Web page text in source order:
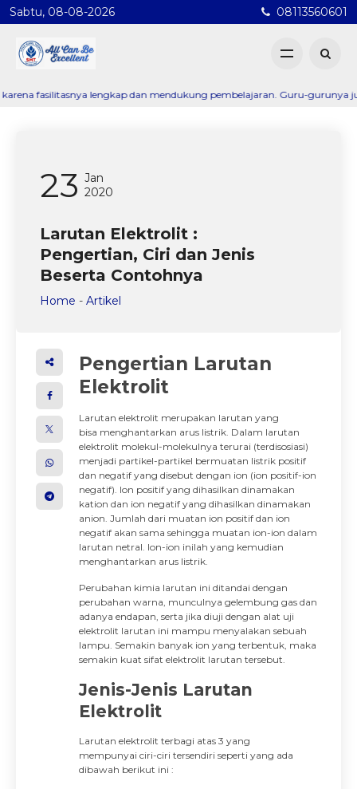
Sabtu, 08-08-2026 08113560601
lengkap dan mendukung pembelajaran. Guru-gurunya juga
23 Jan
2020
Larutan Elektrolit :
Pengertian, Ciri dan Jenis
Beserta Contohnya
Home - Artikel
Pengertian Larutan
Elektrolit
Larutan elektrolit merupakan larutan yang
bisa menghantarkan arus listrik. Dalam larutan
elektrolit molekul-molekulnya terurai (terdisosiasi)
menjadi partikel-partikel bermuatan listrik positif
dan negatif yang disebut dengan ion (ion positif-ion
negatif). Ion positif yang dihasilkan dinamakan
kation dan ion negatif yang dihasilkan dinamakan
anion. Jumlah dari muatan ion positif dan ion
negatif akan sama sehingga muatan ion-ion dalam
larutan netral. Ion-ion inilah yang kemudian
menghantarkan arus listrik.
Perubahan kimia larutan ini ditandai dengan
perubahan warna, munculnya gelembung gas dan
adanya endapan, serta jika diuji dengan alat uji
elektrolit larutan ini mampu menyalakan sebuah
lampu. Semakin banyak ion yang terbentuk, maka
semakin kuat sifat elektrolit larutan tersebut.
Jenis-Jenis Larutan
Elektrolit
Larutan elektrolit terbagi atas 3 yang
mempunyai ciri-ciri tersendiri seperti yang ada
dibawah berikut ini :